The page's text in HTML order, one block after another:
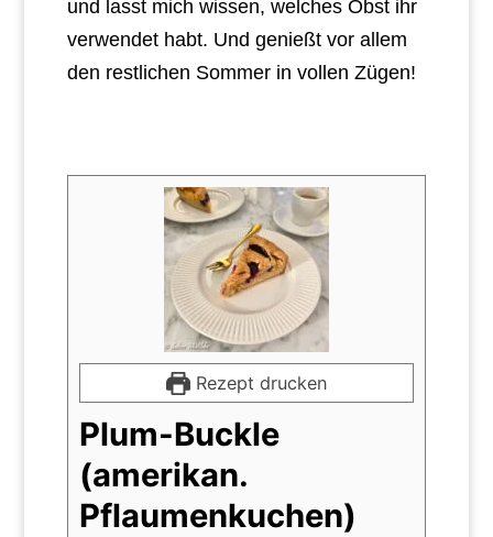
und lasst mich wissen, welches Obst ihr
verwendet habt. Und genießt vor allem
den restlichen Sommer in vollen Zügen!
Rezept drucken
Plum-Buckle
(amerikan.
Pflaumenkuchen)